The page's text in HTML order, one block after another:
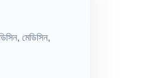
মেডিসিন,